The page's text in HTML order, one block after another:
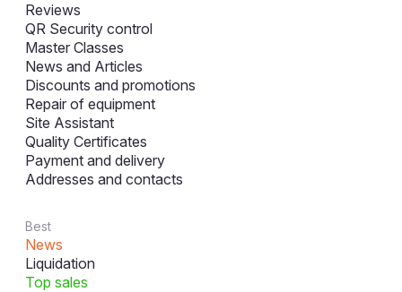
Reviews
QR Security control
Master Classes
News and Articles
Discounts and promotions
Repair of equipment
Site Assistant
Quality Certificates
Payment and delivery
Addresses and contacts
Best
News
Liquidation
Top sales